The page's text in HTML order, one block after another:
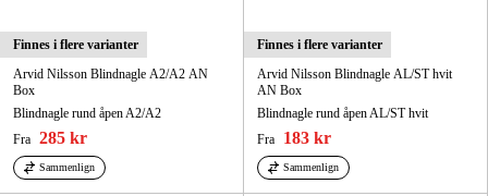
Finnes i flere varianter
Arvid Nilsson Blindnagle A2/A2 AN
Box
Blindnagle rund åpen A2/A2
Fra 285 kr
Sammenlign
Finnes i flere varianter
Arvid Nilsson Blindnagle AL/ST hvit
AN Box
Blindnagle rund åpen AL/ST hvit
Fra
183 kr
Sammenlign